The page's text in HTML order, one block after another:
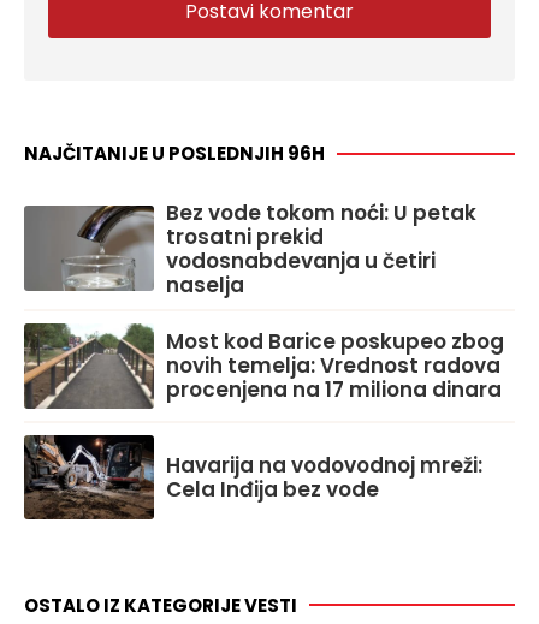
NAJČITANIJE U POSLEDNJIH 96H
Bez vode tokom noći: U petak
trosatni prekid
vodosnabdevanja u četiri
naselja
Most kod Barice poskupeo zbog
novih temelja: Vrednost radova
procenjena na 17 miliona dinara
Havarija na vodovodnoj mreži:
Cela Inđija bez vode
OSTALO IZ KATEGORIJE VESTI